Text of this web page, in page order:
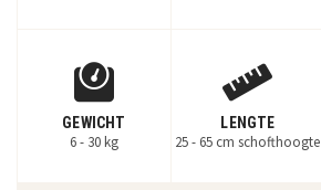
GEWICHT
6 - 30 kg
LENGTE
25 - 65 cm schofthoogte